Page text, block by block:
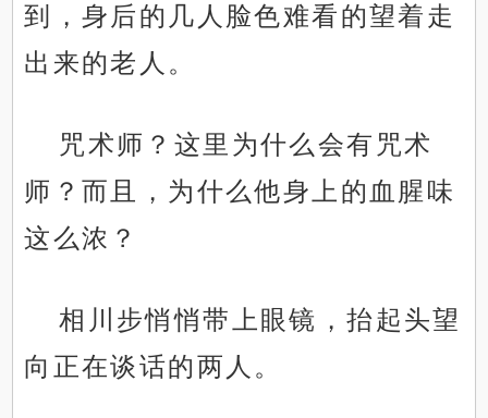
到，身后的几人脸色难看的望着走
出来的老人。
咒术师？这里为什么会有咒术
师？而且，为什么他身上的血腥味
这么浓？
相川步悄悄带上眼镜，抬起头望
向正在谈话的两人。